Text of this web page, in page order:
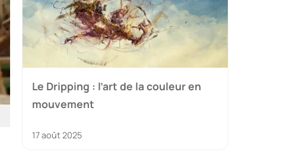
Le Dripping : l’art de la couleur en
mouvement
17 août 2025